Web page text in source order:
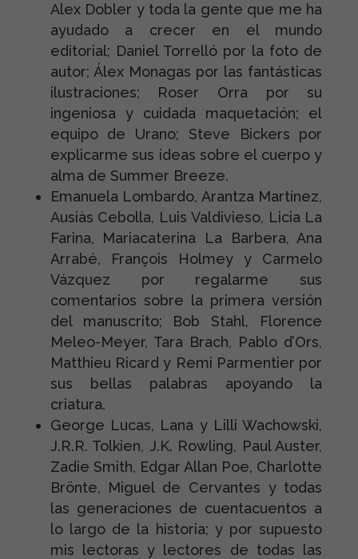
Alex Dobler y toda la gente que me ha
ayudado a crecer en el mundo
editorial; Daniel Torrelló por la foto de
autor; Álex Monagas por las fantásticas
ilustraciones; Roser Orra por su
ingeniosa y cuidada maquetación; el
equipo de Urano; Steve Bickers por
explicarme sus ideas sobre el cuerpo y
alma de Summer Breeze.
Emanuela Lombardo, Arantza Martínez,
Ausiàs Cebolla, Luis Valdivieso, Licia La
Farina, Mariacaterina La Barbera, Ana
Arrabé, François Holmey y Carmelo
Vázquez por regalarme sus
comentarios sobre la primera versión
del manuscrito; Bob Stahl, Florence
Meleo-Meyer, Tara Brach, Pablo d’Ors,
Matthieu Ricard y Remi Parmentier por
sus bellas palabras apoyando la
criatura.
George Lucas, Lana y Lilli Wachowski,
J.R.R. Tolkien, J.K. Rowling, Paul Auster,
Zadie Smith, Edgar Allan Poe, Charlotte
Brönte, Miguel de Cervantes y todas
las generaciones de cuentacuentos a
lo largo de la historia; y por supuesto
mis lectoras y lectores de todas las